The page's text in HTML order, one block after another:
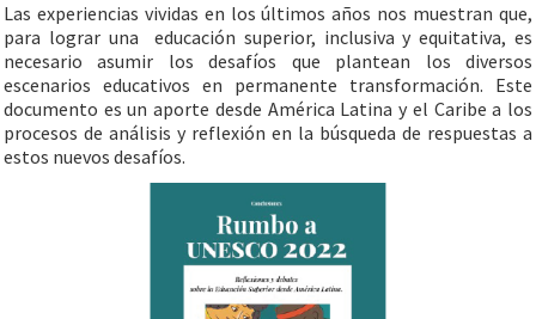
Las experiencias vividas en los últimos años nos muestran que,
para lograr una educación superior, inclusiva y equitativa, es
necesario asumir los desafíos que plantean los diversos
escenarios educativos en permanente transformación. Este
documento es un aporte desde América Latina y el Caribe a los
procesos de análisis y reflexión en la búsqueda de respuestas a
estos nuevos desafíos.